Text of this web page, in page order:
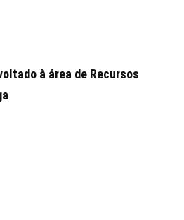
à área de Recursos